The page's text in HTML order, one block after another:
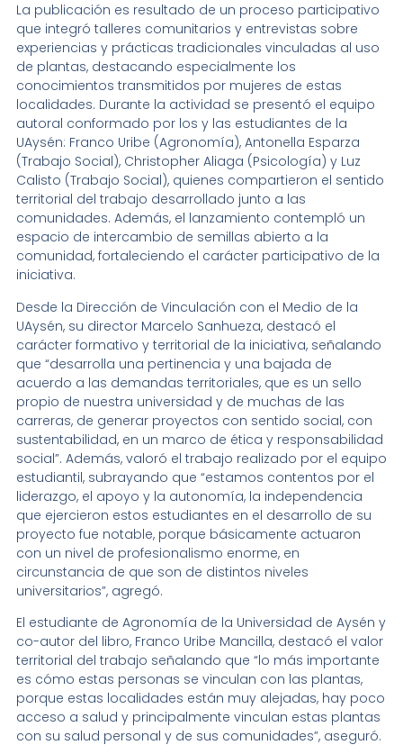
La publicación es resultado de un proceso participativo
que integró talleres comunitarios y entrevistas sobre
experiencias y prácticas tradicionales vinculadas al uso
de plantas, destacando especialmente los
conocimientos transmitidos por mujeres de estas
localidades. Durante la actividad se presentó el equipo
autoral conformado por los y las estudiantes de la
UAysén: Franco Uribe (Agronomía), Antonella Esparza
(Trabajo Social), Christopher Aliaga (Psicología) y Luz
Calisto (Trabajo Social), quienes compartieron el sentido
territorial del trabajo desarrollado junto a las
comunidades. Además, el lanzamiento contempló un
espacio de intercambio de semillas abierto a la
comunidad, fortaleciendo el carácter participativo de la
iniciativa.
Desde la Dirección de Vinculación con el Medio de la
UAysén, su director Marcelo Sanhueza, destacó el
carácter formativo y territorial de la iniciativa, señalando
que “desarrolla una pertinencia y una bajada de
acuerdo a las demandas territoriales, que es un sello
propio de nuestra universidad y de muchas de las
carreras, de generar proyectos con sentido social, con
sustentabilidad, en un marco de ética y responsabilidad
social”. Además, valoró el trabajo realizado por el equipo
estudiantil, subrayando que “estamos contentos por el
liderazgo, el apoyo y la autonomía, la independencia
que ejercieron estos estudiantes en el desarrollo de su
proyecto fue notable, porque básicamente actuaron
con un nivel de profesionalismo enorme, en
circunstancia de que son de distintos niveles
universitarios”, agregó.
El estudiante de Agronomía de la Universidad de Aysén y
co-autor del libro, Franco Uribe Mancilla, destacó el valor
territorial del trabajo señalando que “lo más importante
es cómo estas personas se vinculan con las plantas,
porque estas localidades están muy alejadas, hay poco
acceso a salud y principalmente vinculan estas plantas
con su salud personal y de sus comunidades”, aseguró.